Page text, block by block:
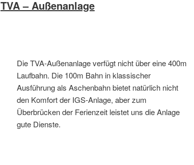
TVA – Außenanlage
Die TVA-Außenanlage verfügt nicht über eine 400m
Laufbahn. Die 100m Bahn in klassischer
Ausführung als Aschenbahn bietet natürlich nicht
den Komfort der IGS-Anlage, aber zum
Überbrücken der Ferienzeit leistet uns die Anlage
gute Dienste.